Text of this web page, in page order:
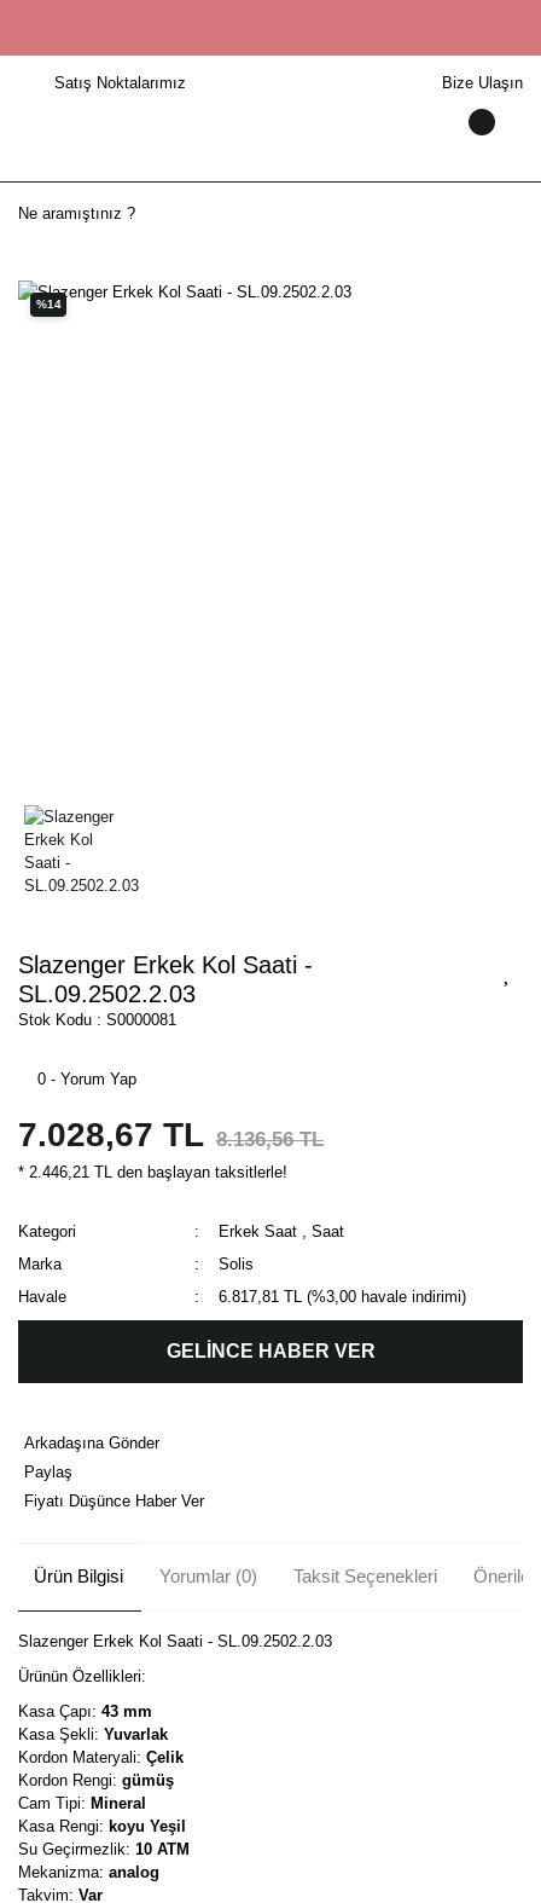
Satış Noktalarımız Bize Ulaşın
%14
Slazenger Erkek Kol Saati -
SL.09.2502.2.03
Stok Kodu : S0000081
0 - Yorum Yap
7.028,67 TL 8.136,56 TL
* 2.446,21 TL den başlayan taksitlerle!
Kategori Erkek Saat ,Saat
Marka
Solis
Havale
6.817,81 TL (%3,00 havale indirimi)
GELİNCE HABER VER
Arkadaşına Gönder
Paylaş
Fiyatı Düşünce Haber Ver
Ürün Bilgisi Yorumlar (0) Taksit Seçenekleri
Slazenger Erkek Kol Saati - SL.09.2502.2.03
Ürünün Özellikleri:
Kasa Çapı: 43 mm
Kasa Şekli: Yuvarlak
Kordon Materyali: Çelik
Kordon Rengi: gümüş
Cam Tipi: Mineral
Kasa Rengi: koyu Yeşil
Su Geçirmezlik: 10 ATM
Mekanizma: analog
Takvim: Var